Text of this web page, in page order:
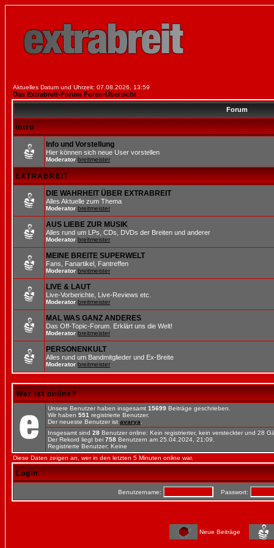
Aktuelles Datum und Uhrzeit: 07.08.2026, 13:59
Das Extrabreit-Forum Foren-Übersicht
Forum
Intro
Info und Vorstellung
Hier können sich neue User vorstellen
Moderator breitmeister
EXTRABREIT
DIE WAHRHEIT ÜBER EXTRABREIT
Alles Aktuelle zum Thema
Moderator breitmeister
AUS LIEBE ZUR MUSIK
Alles rund um LPs, CDs, DVDs der Breiten und anderer
Moderator breitmeister
MEINE BREITE SUPERWELT
Fans, Fanartikel, Fantreffen
Moderator breitmeister
LIVE & LAUT
Live-Vorberichte, Live-Reviews etc.
Moderator breitmeister
MAL WAS GANZ ANDERES
Das Off-Topic-Forum. Erklärt uns die Welt!
Moderator breitmeister
PERSONENKULT
Alles rund um Bandmitglieder und Ex-Breite
Moderator breitmeister
Wer ist online?
Unsere Benutzer haben insgesamt 15699 Beiträge geschrieben.
Wir haben 551 registrierte Benutzer.
Der neueste Benutzer ist avarya
Insgesamt sind 28 Benutzer online: Kein registrierter, kein versteckter und 28
Der Rekord liegt bei 758 Benutzern am 25.04.2024, 21:09.
Registrierte Benutzer: Keine
Diese Daten zeigen an, wer in den letzten 5 Minuten online war.
Login
Benutzername: Passwort:
Neue Beiträge